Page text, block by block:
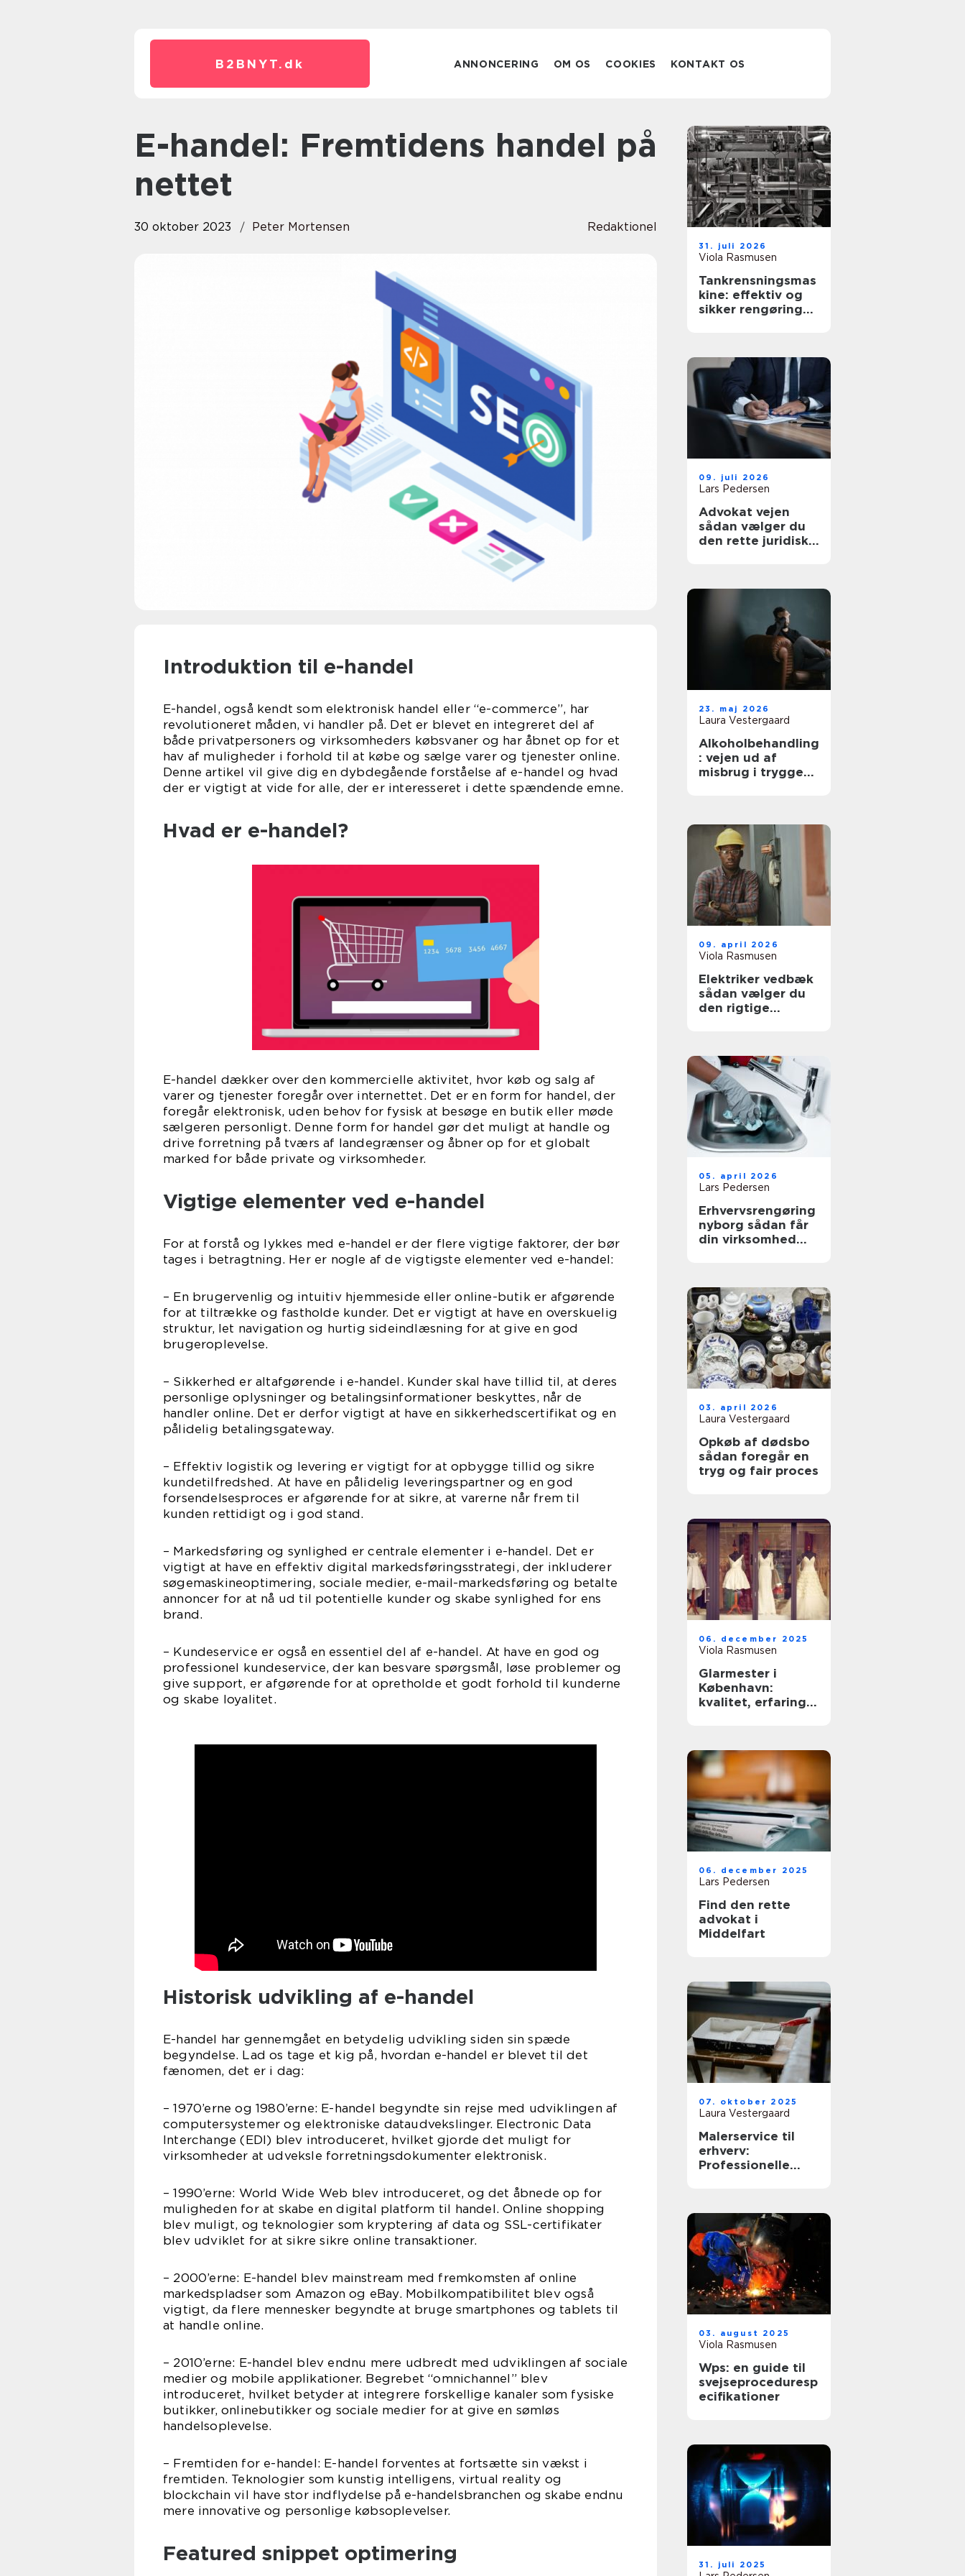
B2BNYT. dk ANNONCERING OM OS COOKIES KONTAKT OS
E-handel: Fremtidens handel på
nettet
30 oktober 2023 Peter Mortensen Redaktionel
Introduktion til e-handel
E-handel, også kendt som elektronisk handel eller “e-commerce”, har
revolutioneret måden, vi handler på. Det er blevet en integreret del af
både privatpersoners og virksomheders købsvaner og har åbnet op for et
hav af muligheder i forhold til at købe og sælge varer og tjenester online.
Denne artikel vil give dig en dybdegående forståelse af e-handel og hvad
der er vigtigt at vide for alle, der er interesseret i dette spændende emne.
Hvad er e-handel?
E-handel dækker over den kommercielle aktivitet, hvor køb og salg af
varer og tjenester foregår over internettet. Det er en form for handel, der
foregår elektronisk, uden behov for fysisk at besøge en butik eller møde
sælgeren personligt. Denne form for handel gør det muligt at handle og
drive forretning på tværs af landegrænser og åbner op for et globalt
marked for både private og virksomheder.
Vigtige elementer ved e-handel
For at forstå og lykkes med e-handel er der flere vigtige faktorer, der bør
tages i betragtning. Her er nogle af de vigtigste elementer ved e-handel:
– En brugervenlig og intuitiv hjemmeside eller online-butik er afgørende
for at tiltrække og fastholde kunder. Det er vigtigt at have en overskuelig
struktur, let navigation og hurtig sideindlæsning for at give en god
brugeroplevelse.
– Sikkerhed er altafgørende i e-handel. Kunder skal have tillid til, at deres
personlige oplysninger og betalingsinformationer beskyttes, når de
handler online. Det er derfor vigtigt at have en sikkerhedscertifikat og en
pålidelig betalingsgateway.
– Effektiv logistik og levering er vigtigt for at opbygge tillid og sikre
kundetilfredshed. At have en pålidelig leveringspartner og en god
forsendelsesproces er afgørende for at sikre, at varerne når frem til
kunden rettidigt og i god stand.
– Markedsføring og synlighed er centrale elementer i e-handel. Det er
vigtigt at have en effektiv digital markedsføringsstrategi, der inkluderer
søgemaskineoptimering, sociale medier, e-mail-markedsføring og betalte
annoncer for at nå ud til potentielle kunder og skabe synlighed for ens
brand.
– Kundeservice er også en essentiel del af e-handel. At have en god og
professionel kundeservice, der kan besvare spørgsmål, løse problemer og
give support, er afgørende for at opretholde et godt forhold til kunderne
og skabe loyalitet.
Historisk udvikling af e-handel
E-handel har gennemgået en betydelig udvikling siden sin spæde
begyndelse. Lad os tage et kig på, hvordan e-handel er blevet til det
fænomen, det er i dag:
– 1970’erne og 1980’erne: E-handel begyndte sin rejse med udviklingen af
computersystemer og elektroniske dataudvekslinger. Electronic Data
Interchange (EDI) blev introduceret, hvilket gjorde det muligt for
virksomheder at udveksle forretningsdokumenter elektronisk.
– 1990’erne: World Wide Web blev introduceret, og det åbnede op for
muligheden for at skabe en digital platform til handel. Online shopping
blev muligt, og teknologier som kryptering af data og SSL-certifikater
blev udviklet for at sikre sikre online transaktioner.
– 2000’erne: E-handel blev mainstream med fremkomsten af online
markedspladser som Amazon og eBay. Mobilkompatibilitet blev også
vigtigt, da flere mennesker begyndte at bruge smartphones og tablets til
at handle online.
– 2010’erne: E-handel blev endnu mere udbredt med udviklingen af sociale
medier og mobile applikationer. Begrebet “omnichannel” blev
introduceret, hvilket betyder at integrere forskellige kanaler som fysiske
butikker, onlinebutikker og sociale medier for at give en sømløs
handelsoplevelse.
– Fremtiden for e-handel: E-handel forventes at fortsætte sin vækst i
fremtiden. Teknologier som kunstig intelligens, virtual reality og
blockchain vil have stor indflydelse på e-handelsbranchen og skabe endnu
mere innovative og personlige købsoplevelser.
Featured snippet optimering
31. juli 2026
Viola Rasmusen
Tankrensningsmas
kine: effektiv og
sikker rengøring
09. juli 2026
Lars Pedersen
Advokat vejen
sådan vælger du
den rette juridiske
23. maj 2026
Laura Vestergaard
Alkoholbehandling
: vejen ud af
misbrug i trygge
09. april 2026
Viola Rasmusen
Elektriker vedbæk
sådan vælger du
den rigtige
05. april 2026
Lars Pedersen
Erhvervsrengøring
nyborg sådan får
din virksomhed
03. april 2026
Laura Vestergaard
Opkøb af dødsbo
sådan foregår en
tryg og fair proces
06. december 2025
Viola Rasmusen
Glarmester i
København:
kvalitet, erfaring
06. december 2025
Lars Pedersen
Find den rette
advokat i
Middelfart
07. oktober 2025
Laura Vestergaard
Malerservice til
erhverv:
Professionelle
03. august 2025
Viola Rasmusen
Wps: en guide til
svejseproceduresp
ecifikationer
31. juli 2025